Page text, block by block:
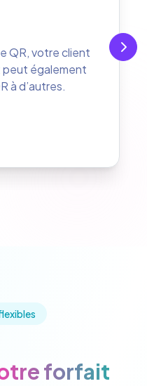
sur vos
clic.
forfait